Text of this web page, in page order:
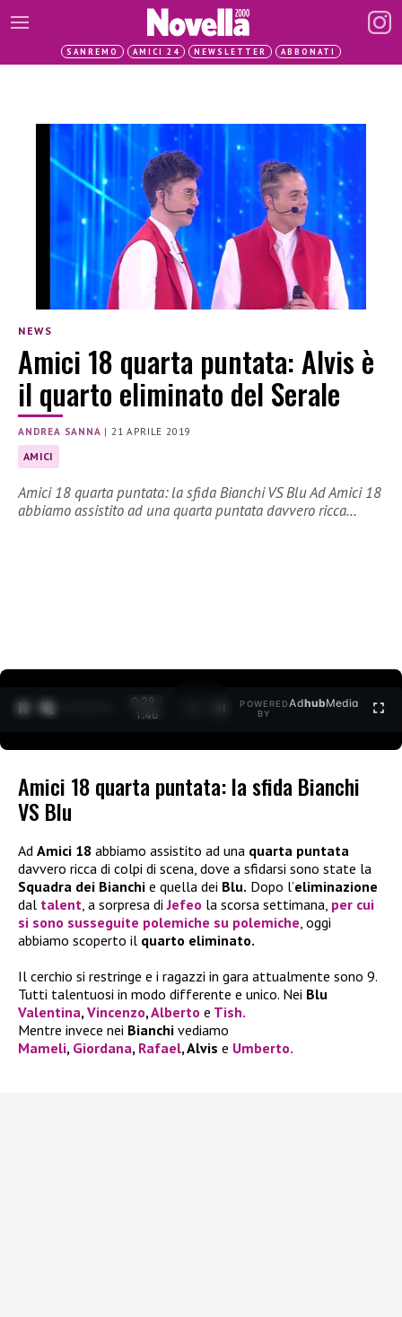
SANREMO AMICI 24 NEWSLETTER ABBONATI
NEWS
Amici 18 quarta puntata: Alvis è
il quarto eliminato del Serale
ANDREA SANNA |21 APRILE 2019
AMICI
Amici 18 quarta puntata: la sfida Bianchi VS Blu Ad Amici 18
abbiamo assistito ad una quarta puntata davvero ricca…
0:30 /
1:40
POWERED
BY
AdhubMedia
Amici 18 quarta puntata: la sfida Bianchi
VS Blu
Ad Amici 18 abbiamo assistito ad una quarta puntata
davvero ricca di colpi di scena, dove a sfidarsi sono state la
Squadra dei Bianchi e quella dei Blu. Dopo l’eliminazione
dal talent, a sorpresa diJefeo la scorsa settimana, per cui
si sono susseguite polemiche su polemiche, oggi
abbiamo scoperto il quarto eliminato.
Il cerchio si restringe e i ragazzi in gara attualmente sono 9.
Tutti talentuosi in modo differente e unico. Nei Blu
Valentina,Vincenzo,Alberto e Tish.
Mentre invece nei Bianchi vediamo
Mameli, Giordana,Rafael, Alvis e Umberto.